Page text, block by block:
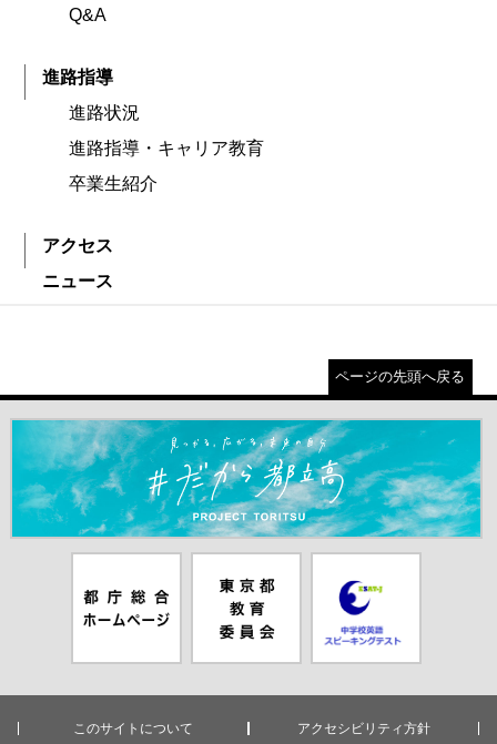
Q&A
進路指導
進路状況
進路指導・キャリア教育
卒業生紹介
アクセス
ニュース
ページの先頭へ戻る
＃だから都立高（別ウインドウが開きます）
ムページ（別
ウインドウが
員会（別ウイ
ンドウが開き
ピーキングテ
スト（別ウイ
ンドウが開き
このサイトについて アクセシビリティ方針